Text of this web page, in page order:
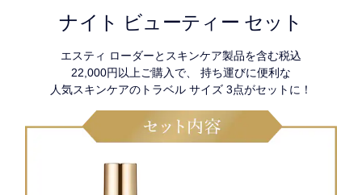
ナイト ビューティー セット
エスティ ローダーとスキンケア製品を含む税込
22,000円以上ご購入で、 持ち運びに便利な
人気スキンケアのトラベル サイズ 3点がセットに！